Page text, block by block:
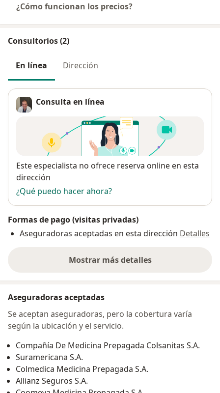
¿Cómo funcionan los precios?
Consultorios (2)
En línea Dirección
Consulta en línea
Disponibilidad
Este especialista no ofrece reserva online en esta
dirección
¿Qué puedo hacer ahora?
Formas de pago (visitas privadas)
Aseguradoras aceptadas en esta dirección Detalles
Mostrar más detalles
sobre la dirección
Aseguradoras aceptadas
Se aceptan aseguradoras, pero la cobertura varía
según la ubicación y el servicio.
Compañía De Medicina Prepagada Colsanitas S.A.
Suramericana S.A.
Colmedica Medicina Prepagada S.A.
Allianz Seguros S.A.